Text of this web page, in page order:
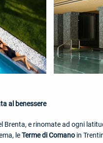
al benessere
e rinomate ad ogni
leTerme di Comano in